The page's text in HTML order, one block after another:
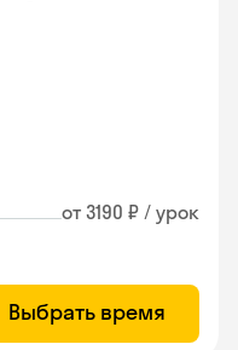
от 3190 ₽ / урок
Выбрать время